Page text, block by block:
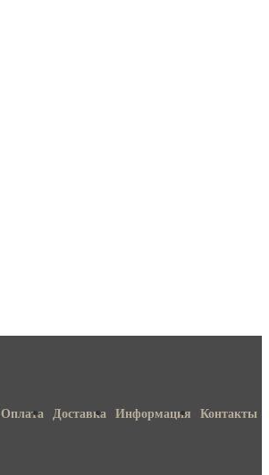
Оплата Доставка Информация Контакты